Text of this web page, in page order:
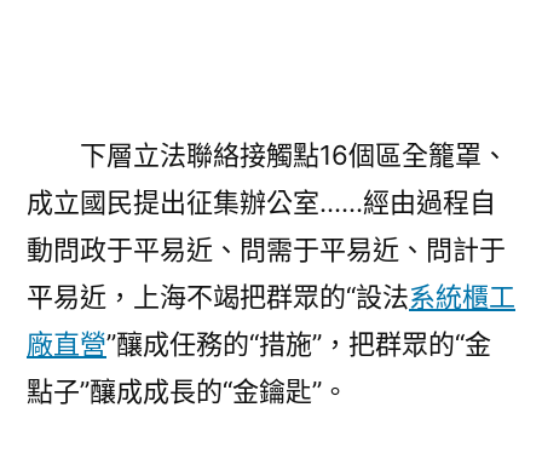
下層立法聯絡接觸點16個區全籠罩、
成立國民提出征集辦公室……經由過程自
動問政于平易近、問需于平易近、問計于
平易近，上海不竭把群眾的“設法系統櫃工
廠直營”釀成任務的“措施”，把群眾的“金
點子”釀成成長的“金鑰匙”。